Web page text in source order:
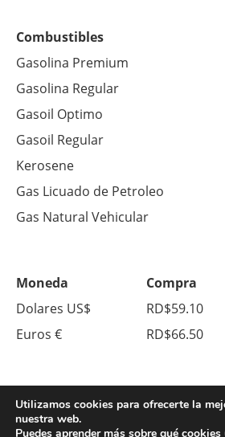
Combustibles
Gasolina Premium
Gasolina Regular
Gasoil Optimo
Gasoil Regular
Kerosene
Gas Licuado de Petroleo
Gas Natural Vehicular
Moneda Compra
Dolares US$
RD$59.10
Euros €
RD$66.50
Utilizamos cookies para ofrecerte la
nuestra web.
Puedes aprender más sobre qué